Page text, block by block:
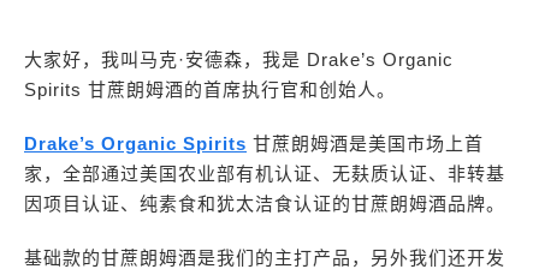
大家好，我叫马克·安德森，我是 Drake’s Organic
Spirits 甘蔗朗姆酒的首席执行官和创始人。
Drake’s Organic Spirits 甘蔗朗姆酒是美国市场上首
家，全部通过美国农业部有机认证、无麸质认证、非转基
因项目认证、纯素食和犹太洁食认证的甘蔗朗姆酒品牌。
基础款的甘蔗朗姆酒是我们的主打产品，另外我们还开发